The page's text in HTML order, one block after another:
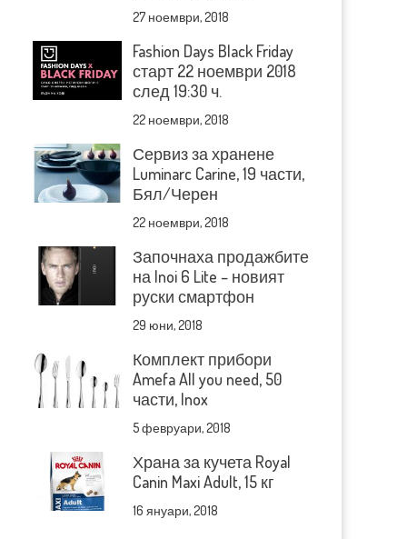
27 ноември, 2018
Fashion Days Black Friday
старт 22 ноември 2018
след 19:30 ч.
22 ноември, 2018
Сервиз за хранене
Luminarc Carine, 19 части,
Бял/Черен
22 ноември, 2018
Започнаха продажбите
на Inoi 6 Lite – новият
руски смартфон
29 юни, 2018
Комплект прибори
Amefa All you need, 50
части, Inox
5 февруари, 2018
Храна за кучета Royal
Canin Maxi Adult, 15 кг
16 януари, 2018